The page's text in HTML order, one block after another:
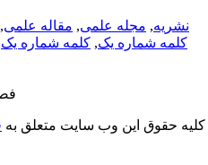
نشریه, مجله علمی, مقاله علمی,
کلمه شماره یک, کلمه شماره یک
کلیه حقوق این وب سایت متعلق به